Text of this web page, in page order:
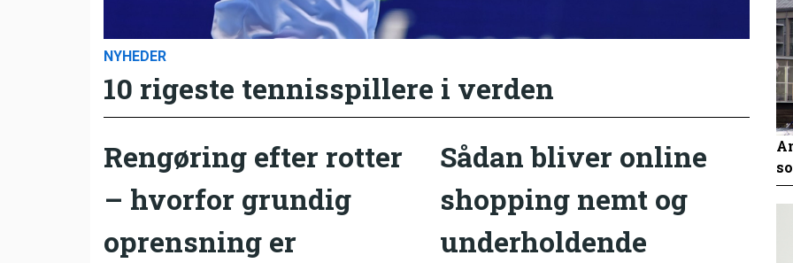
NYHEDER
10 rigeste tennisspillere i verden
Rengøring efter rotter
– hvorfor grundig
oprensning er
Sådan bliver online
shopping nemt og
underholdende